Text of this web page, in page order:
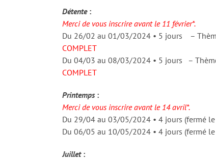
Détente:
Merci de vous inscrire avant le 11 février*.
Du 26/02 au 01/03/2024 • 5 jours –
COMPLET
Du 04/03 au 08/03/2024 • 5 jours –
COMPLET
Printemps:
Merci de vous inscrire avant le 14 avril*.
Du 29/04 au 03/05/2024 • 4 jours (fermé
Du 06/05 au 10/05/2024 • 4 jours (fermé
Juillet: